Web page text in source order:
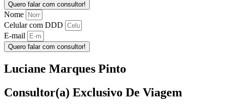
Quero falar com consultor!
Nome
Celular com DDD
E-mail
Quero falar com consultor!
Luciane Marques Pinto
Consultor(a) Exclusivo De Viagem